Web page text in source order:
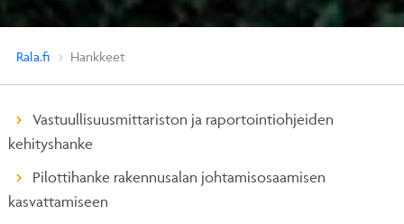
Rala.fi Hankkeet
Vastuullisuusmittariston ja raportointiohjeiden
kehityshanke
Pilottihanke rakennusalan johtamisosaamisen
kasvattamiseen